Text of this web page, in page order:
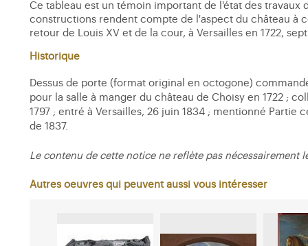
Ce tableau est un témoin important de l'état des travaux
constructions rendent compte de l'aspect du château à
retour de Louis XV et de la cour, à Versailles en 1722,
Historique
Dessus de porte (format original en octogone)
pour la salle à manger du château de Choisy en 1722 ;
1797 ; entré à Versailles, 26 juin 1834 ; mentionné Partie
de 1837.
Le contenu de cette notice ne reflète pas nécessairement
Autres oeuvres qui peuvent aussi vous intéresser